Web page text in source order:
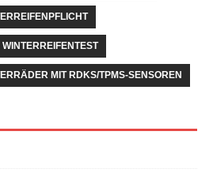
WINTERREIFENTEST
MIT RDKS/TPMS-SENSOREN